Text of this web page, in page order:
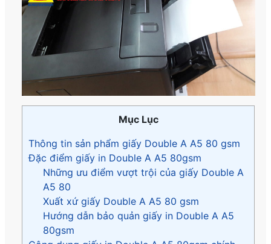
Mục Lục
Thông tin sản phẩm giấy Double A A5 80 gsm
Đặc điểm giấy in Double A A5 80gsm
Những ưu điểm vượt trội của giấy Double A
A5 80
Xuất xứ giấy Double A A5 80 gsm
Hướng dẫn bảo quản giấy in Double A A5
80gsm